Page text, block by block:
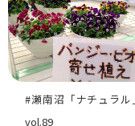
#瀬南沼「ナチュラル」
vol.89